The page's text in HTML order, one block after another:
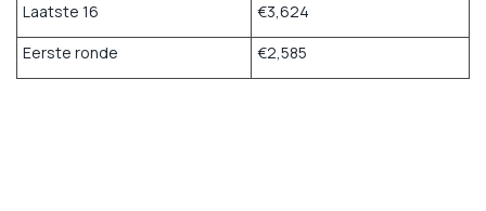
Laatste 16
€3,624
Eerste ronde
€2,585